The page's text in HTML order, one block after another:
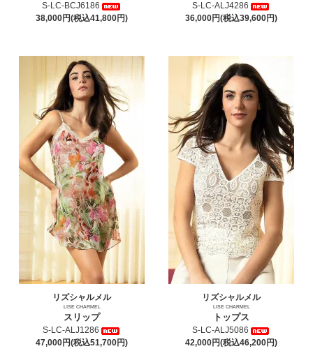
S-LC-BCJ6186
38,000円(税込41,800円)
S-LC-ALJ4286
36,000円(税込39,600円)
リズシャルメル
LISE CHARMEL
スリップ
S-LC-ALJ1286
47,000円(税込51,700円)
リズシャルメル
LISE CHARMEL
トップス
S-LC-ALJ5086
42,000円(税込46,200円)